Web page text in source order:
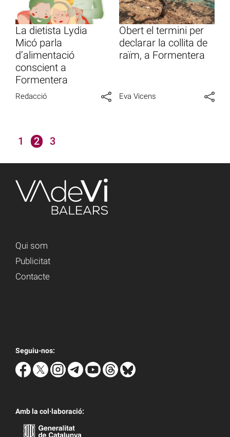
La dietista Lydia
Micó parla
d’alimentació
conscient a
Formentera
Redacció
Obert el termini per
declarar la collita de
raïm, a Formentera
Eva Vicens
1 2 3
Qui som
Publicitat
Contacte
Seguiu-nos:
Amb la col·laboració: